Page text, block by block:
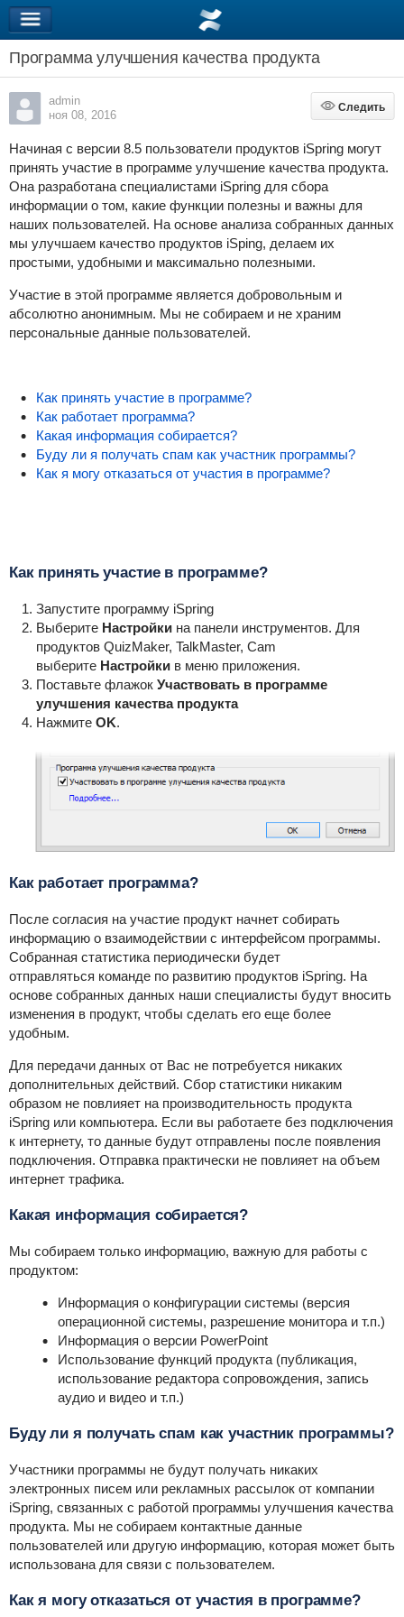
Программа улучшения качества продукта
admin
ноя 08, 2016
Следить
Следить
Начиная с версии 8.5 пользователи продуктов iSpring могут
принять участие в программе улучшение качества продукта.
Она разработана специалистами iSpring для сбора
информации о том, какие функции полезны и важны для
наших пользователей. На основе анализа собранных данных
мы улучшаем качество продуктов iSping, делаем их
простыми, удобными и максимально полезными.
Участие в этой программе является добровольным и
абсолютно анонимным. Мы не собираем и не храним
персональные данные пользователей.
Как принять участие в программе?
Как работает программа?
Какая информация собирается?
Буду ли я получать спам как участник программы?
Как я могу отказаться от участия в программе?
Как принять участие в программе?
Запустите программу iSpring
Выберите Настройкина панели инструментов. Для
продуктов QuizMaker, TalkMaster, Cam
выберите Настройкив меню приложения.
Поставьте флажок Участвовать в программе
улучшения качества продукта
Нажмите ОK.
Как работает программа?
После согласия на участие продукт начнет собирать
информацию о взаимодействии с интерфейсом программы.
Собранная статистика периодически будет
отправляться команде по развитию продуктов iSpring. На
основе собранных данных наши специалисты будут вносить
изменения в продукт, чтобы сделать его еще более
удобным.
Для передачи данных от Вас не потребуется никаких
дополнительных действий. Сбор статистики никаким
образом не повлияет на производительность продукта
iSpring или компьютера. Если вы работаете без подключения
к интернету, то данные будут отправлены после появления
подключения. Отправка практически не повлияет на объем
интернет трафика.
Какая информация собирается?
Мы собираем только информацию, важную для работы с
продуктом:
Информация о конфигурации системы (версия
операционной системы, разрешение монитора и т.п.)
Информация о версии PowerPoint
Использование функций продукта (публикация,
использование редактора сопровождения, запись
аудио и видео и т.п.)
Буду ли я получать спам как участник программы?
Участники программы не будут получать никаких
электронных писем или рекламных рассылок от компании
iSpring, связанных с работой программы улучшения качества
продукта. Мы не собираем контактные данные
пользователей или другую информацию, которая может быть
использована для связи с пользователем.
Как я могу отказаться от участия в программе?